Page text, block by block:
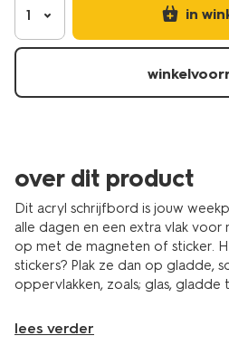
magneten-
week-
1 in
over dit product
Dit acryl schrijfbord is jouw
alle dagen en een extra vlak voor
op met de magneten of sticker.
stickers? Plak ze dan op gladde,
oppervlakken, zoals; glas, gladde
lees verder